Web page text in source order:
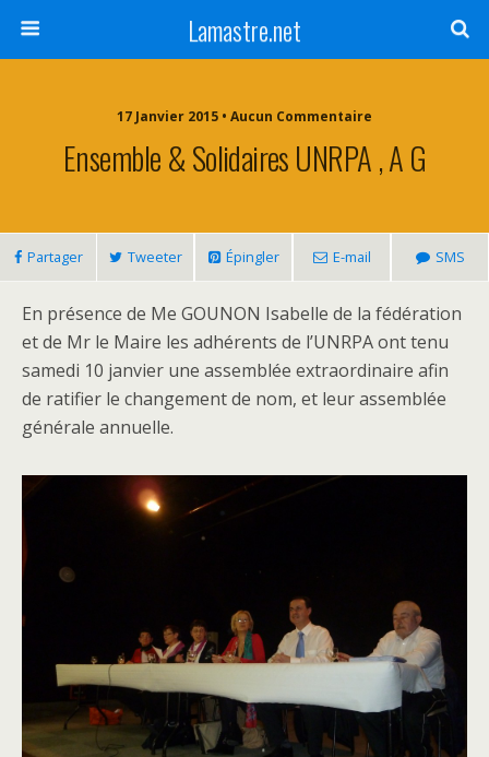
Lamastre.net
17 Janvier 2015 • Aucun Commentaire
Ensemble & Solidaires UNRPA , A G
Partager Tweeter Épingler E-mail SMS
En présence de Me GOUNON Isabelle de la fédération
et de Mr le Maire les adhérents de l’UNRPA ont tenu
samedi 10 janvier une assemblée extraordinaire afin
de ratifier le changement de nom, et leur assemblée
générale annuelle.